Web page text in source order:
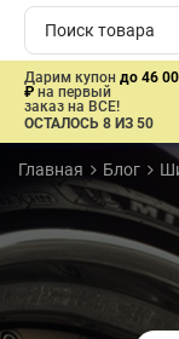
Дарим купон до 46
₽ на первый
заказ на ВСЕ!
ОСТАЛОСЬ 8 ИЗ 50
Главная Блог